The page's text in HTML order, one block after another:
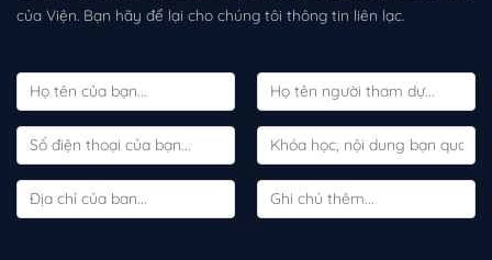
của Viện. Bạn hãy để lại cho chúng tôi thông tin liên lạc.